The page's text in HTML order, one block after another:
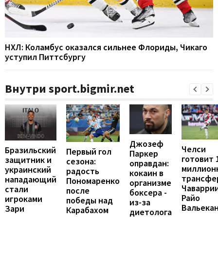
НХЛ: Коламбус оказался сильнее Флориды, Чикаго
уступил Питтсбургу
Внутри sport.bigmir.net
Бразильский
защитник и
украинский
нападающий
стали
игроками
Зари
Первый гол
сезона:
радость
Пономаренко
после
победы над
Карабахом
Джозеф
Паркер
оправдан:
кокаин в
организме
боксера -
из-за
диетолога
Челси
готовит
Райо